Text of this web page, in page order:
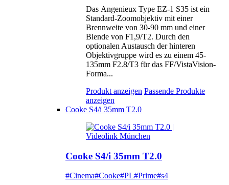
Das Angenieux Type EZ-1 S35 ist ein
Standard-Zoomobjektiv mit einer
Brennweite von 30-90 mm und einer
Blende von F1,9/T2. Durch den
optionalen Austausch der hinteren
Objektivgruppe wird es zu einem 45-
135mm F2.8/T3 für das FF/VistaVision-
Forma...
Produkt anzeigen Passende Produkte
anzeigen
Cooke S4/i 35mm T2.0
Cooke S4/i 35mm T2.0
#Cinema#Cooke#PL#Prime#s4